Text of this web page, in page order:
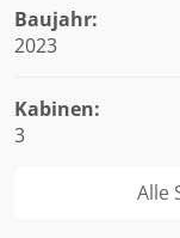
Baujahr:
2023
Kabinen:
3
Alle